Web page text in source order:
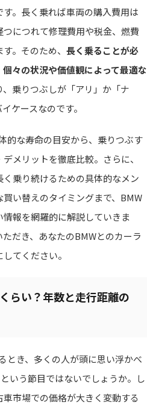
。長く乗れば車両の購入費用は
につれて修理費用や税金、燃費
。そのため、 長く乗ることが必
々の状況や価値観によって最適な
、乗りつぶしが「アリ」か「ナ
ケースなのです。
的な寿命の目安から、乗りつぶす
メリットを徹底比較。さらに、
乗り続けるための具体的なメン
い替えのタイミングまで、BMW
報を網羅的に解説していきま
だき、あなたのBMWとのカーラ
てください。
らい？年数と走行距離の
とき、多くの人が頭に思い浮かべ
いう節目ではないでしょうか。し
市場での価格が大きく変動する